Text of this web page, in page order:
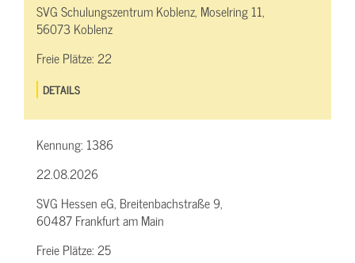
SVG Schulungszentrum Koblenz, Moselring 11,
56073 Koblenz
Freie Plätze:22
DETAILS
Kennung: 1386
22.08.2026
SVG Hessen eG, Breitenbachstraße 9,
60487 Frankfurt am Main
Freie Plätze:25